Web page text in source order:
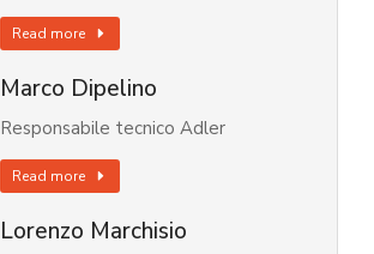
Read more
Marco Dipelino
Responsabile tecnico Adler
Read more
Lorenzo Marchisio